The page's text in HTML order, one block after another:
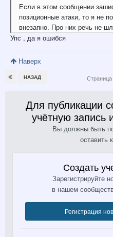
Если в этом сообщении
позиционные атаки, то я не
внезапно. Про них речь не
Упс , да я ошибся
Наверх
НАЗАД
Для публикации
учётную запись
Вы должны быть
оставить
Создать
Зарегистрируйте
в нашем
Регистрация